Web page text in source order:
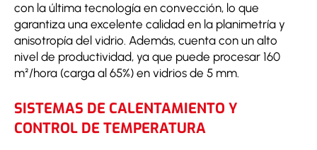
con la última tecnología en convección, lo que
garantiza una excelente calidad en la planimetría y
anisotropía del vidrio. Además, cuenta con un alto
nivel de productividad, ya que puede procesar 160
m²/hora (carga al 65%) en vidrios de 5 mm.
SISTEMAS DE CALENTAMIENTO Y
CONTROL DE TEMPERATURA